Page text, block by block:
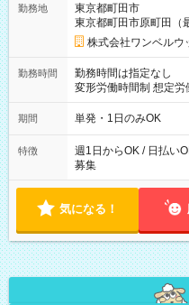
勤務地
東京都町田市
東京都町田市原町田（
株式会社ワンベルウ
勤務時間
勤務時間は指定なし
変形労働時間制 想定労働時間160時
～21：00
期間 単発・1日のみOK
特徴
週1日からOK / 日払い
募集
気になる！